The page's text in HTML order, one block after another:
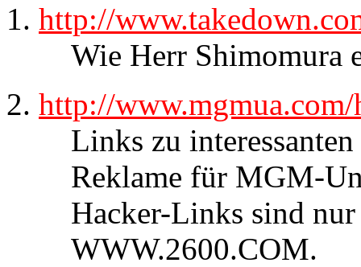
http://
Wie Herr Shimomura
http://www.mgmua.com/
Links zu
Reklame für MGM-
Hacker-Links sind
WWW.2600.COM.